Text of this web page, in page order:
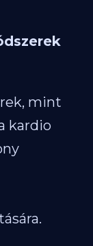
mint
kardio